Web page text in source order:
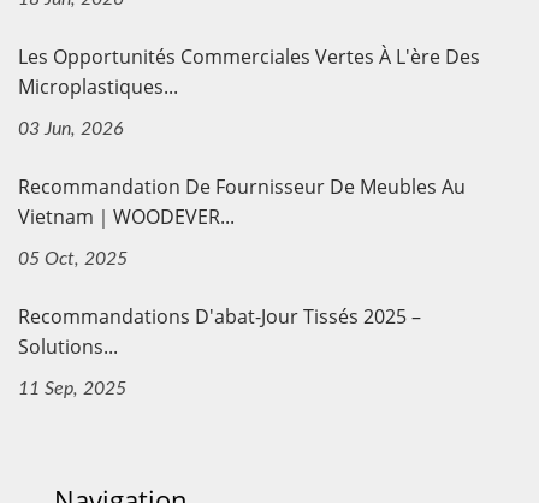
Les Opportunités Commerciales Vertes À L'ère Des
Microplastiques...
03 Jun, 2026
Recommandation De Fournisseur De Meubles Au
Vietnam｜WOODEVER...
05 Oct, 2025
Recommandations D'abat-Jour Tissés 2025 –
Solutions...
11 Sep, 2025